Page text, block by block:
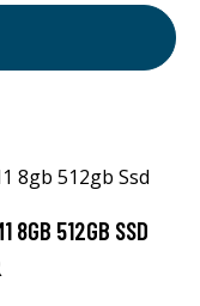
8GB 512GB SSD